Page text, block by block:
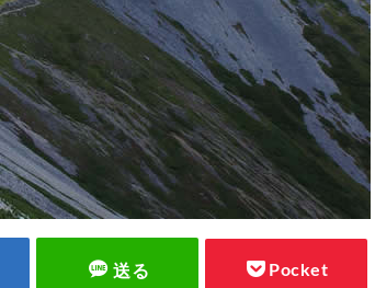
送る Pocket